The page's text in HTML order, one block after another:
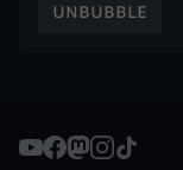
UNBUBBLE